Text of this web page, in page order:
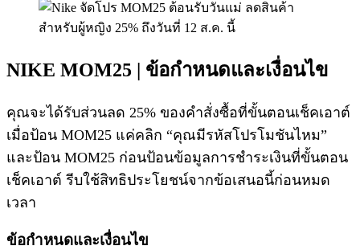
NIKE MOM25 | ข้อกำหนดและเงื่อนไข
คุณจะได้รับส่วนลด 25% ของคำสั่งซื้อที่ขั้นตอนเช็คเอาต์
เมื่อป้อน MOM25 แค่คลิก “คุณมีรหัสโปรโมชันไหม”
และป้อน MOM25 ก่อนป้อนข้อมูลการชำระเงินที่ขั้นตอน
เช็คเอาต์ รีบใช้สิทธิประโยชน์จากข้อเสนอนี้ก่อนหมด
เวลา
ข้อกำหนดและเงื่อนไข